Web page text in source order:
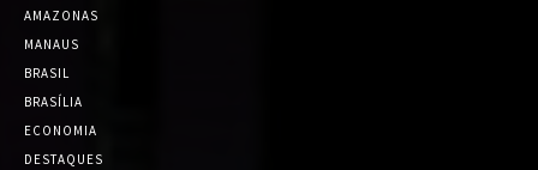
AMAZONAS
MANAUS
BRASIL
BRASÍLIA
ECONOMIA
DESTAQUES